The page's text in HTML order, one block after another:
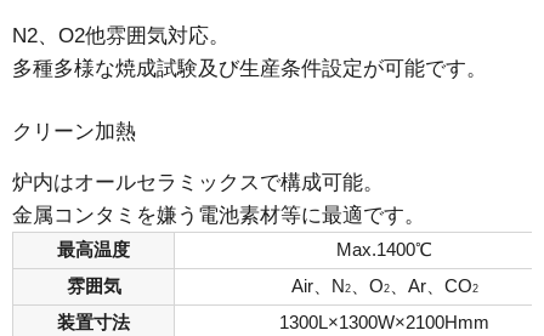
N2、O2他雰囲気対応。
多種多様な焼成試験及び生産条件設定が可能です。
クリーン加熱
炉内はオールセラミックスで構成可能。
金属コンタミを嫌う電池素材等に最適です。
最高温度
Max.1400℃
雰囲気
Air、N 2、O2、Ar、CO2
装置寸法
1300L×1300W×2100Hmm